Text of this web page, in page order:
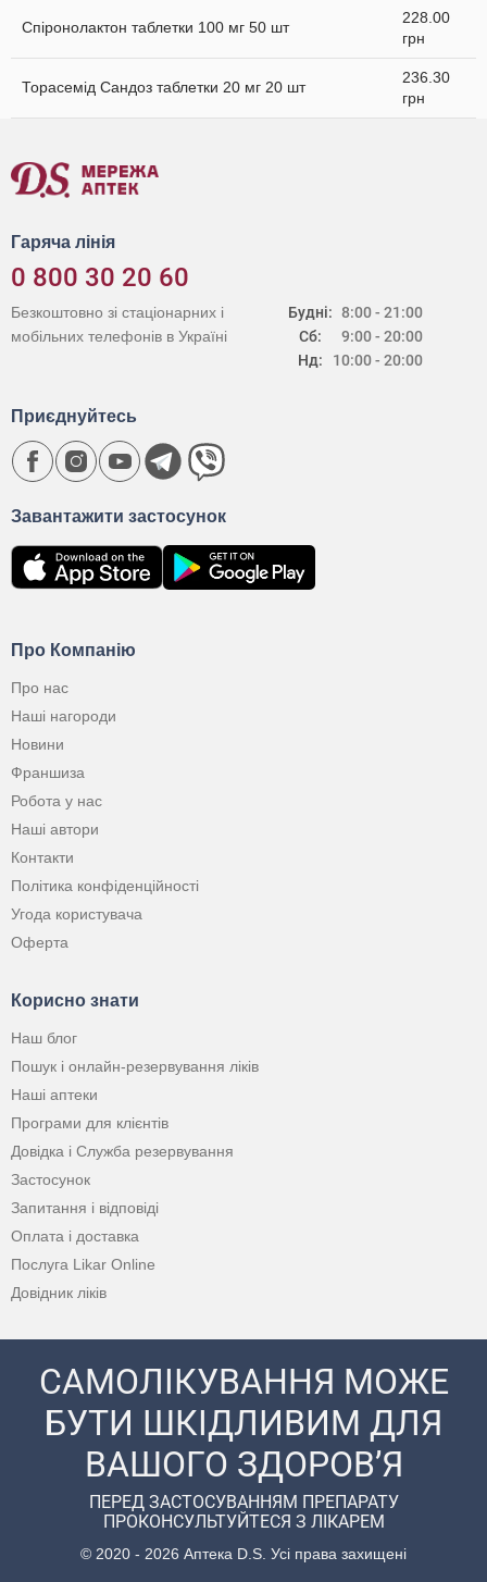
Спіронолактон таблетки 100 мг 50 шт
228.00
грн
Торасемід Сандоз таблетки 20 мг 20 шт
236.30
грн
Гаряча лінія
0 800 30 20 60
Будні:
Сб:
Нд:
8:00 - 21:00
9:00 - 20:00
10:00 - 20:00
Безкоштовно зі стаціонарних і
мобільних телефонів в Україні
Про Компанію
Про нас
Наші нагороди
Новини
Франшиза
Робота у нас
Наші автори
Контакти
Політика конфіденційності
Угода користувача
Оферта
Корисно знати
Наш блог
Пошук і онлайн-резервування ліків
Наші аптеки
Програми для клієнтів
Довідка і Служба резервування
Застосунок
Запитання і відповіді
Оплата і доставка
Послуга Likar Online
Довідник ліків
Завантажити застосунок
Приєднуйтесь
САМОЛІКУВАННЯ МОЖЕ
БУТИ ШКІДЛИВИМ ДЛЯ
ВАШОГО ЗДОРОВ’Я
ПЕРЕД ЗАСТОСУВАННЯМ ПРЕПАРАТУ
ПРОКОНСУЛЬТУЙТЕСЯ З ЛІКАРЕМ
© 2020 - 2026 Аптека D.S. Усі права захищені